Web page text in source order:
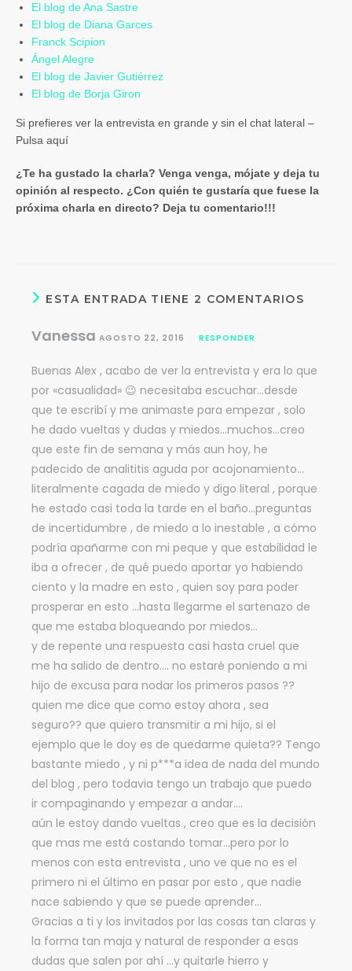
El blog de Ana Sastre
El blog de Diana Garces
Franck Scipion
Ángel Alegre
El blog de Javier Gutiérrez
El blog de Borja Giron
Si prefieres ver la entrevista en grande y sin el chat lateral –
Pulsa aquí
¿Te ha gustado la charla? Venga venga, mójate y deja tu
opinión al respecto. ¿Con quién te gustaría que fuese la
próxima charla en directo? Deja tu comentario!!!
ESTA ENTRADA TIENE 2 COMENTARIOS
Vanessa AGOSTO 22, 2016 RESPONDER
Buenas Alex , acabo de ver la entrevista y era lo que
por «casualidad» 😉 necesitaba escuchar…desde
que te escribí y me animaste para empezar , solo
he dado vueltas y dudas y miedos…muchos…creo
que este fin de semana y más aun hoy, he
padecido de analititis aguda por acojonamiento…
literalmente cagada de miedo y digo literal , porque
he estado casi toda la tarde en el baño…preguntas
de incertidumbre , de miedo a lo inestable , a cómo
podría apañarme con mi peque y que estabilidad le
iba a ofrecer , de qué puedo aportar yo habiendo
ciento y la madre en esto , quien soy para poder
prosperar en esto …hasta llegarme el sartenazo de
que me estaba bloqueando por miedos…
y de repente una respuesta casi hasta cruel que
me ha salido de dentro…. no estaré poniendo a mi
hijo de excusa para nodar los primeros pasos ??
quien me dice que como estoy ahora , sea
seguro?? que quiero transmitir a mi hijo, si el
ejemplo que le doy es de quedarme quieta?? Tengo
bastante miedo , y ni p***a idea de nada del mundo
del blog , pero todavia tengo un trabajo que puedo
ir compaginando y empezar a andar….
aún le estoy dando vueltas , creo que es la decisión
que mas me está costando tomar…pero por lo
menos con esta entrevista , uno ve que no es el
primero ni el último en pasar por esto , que nadie
nace sabiendo y que se puede aprender…
Gracias a ti y los invitados por las cosas tan claras y
la forma tan maja y natural de responder a esas
dudas que salen por ahí …y quitarle hierro y